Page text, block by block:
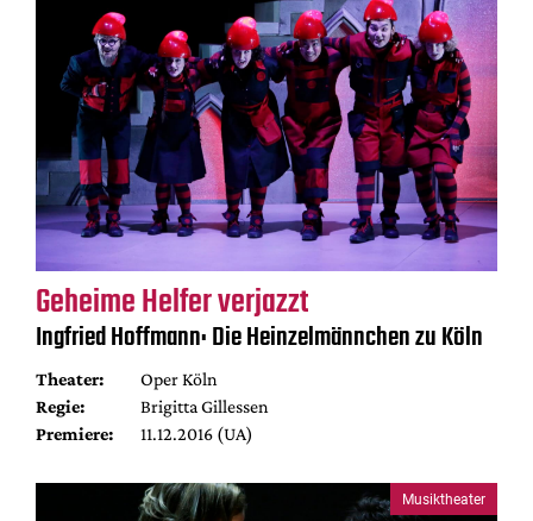
Geheime Helfer verjazzt
Ingfried Hoffmann: Die Heinzelmännchen zu Köln
Theater:
Oper Köln
Regie:
Brigitta Gillessen
Premiere:
11.12.2016 (UA)
Musiktheater